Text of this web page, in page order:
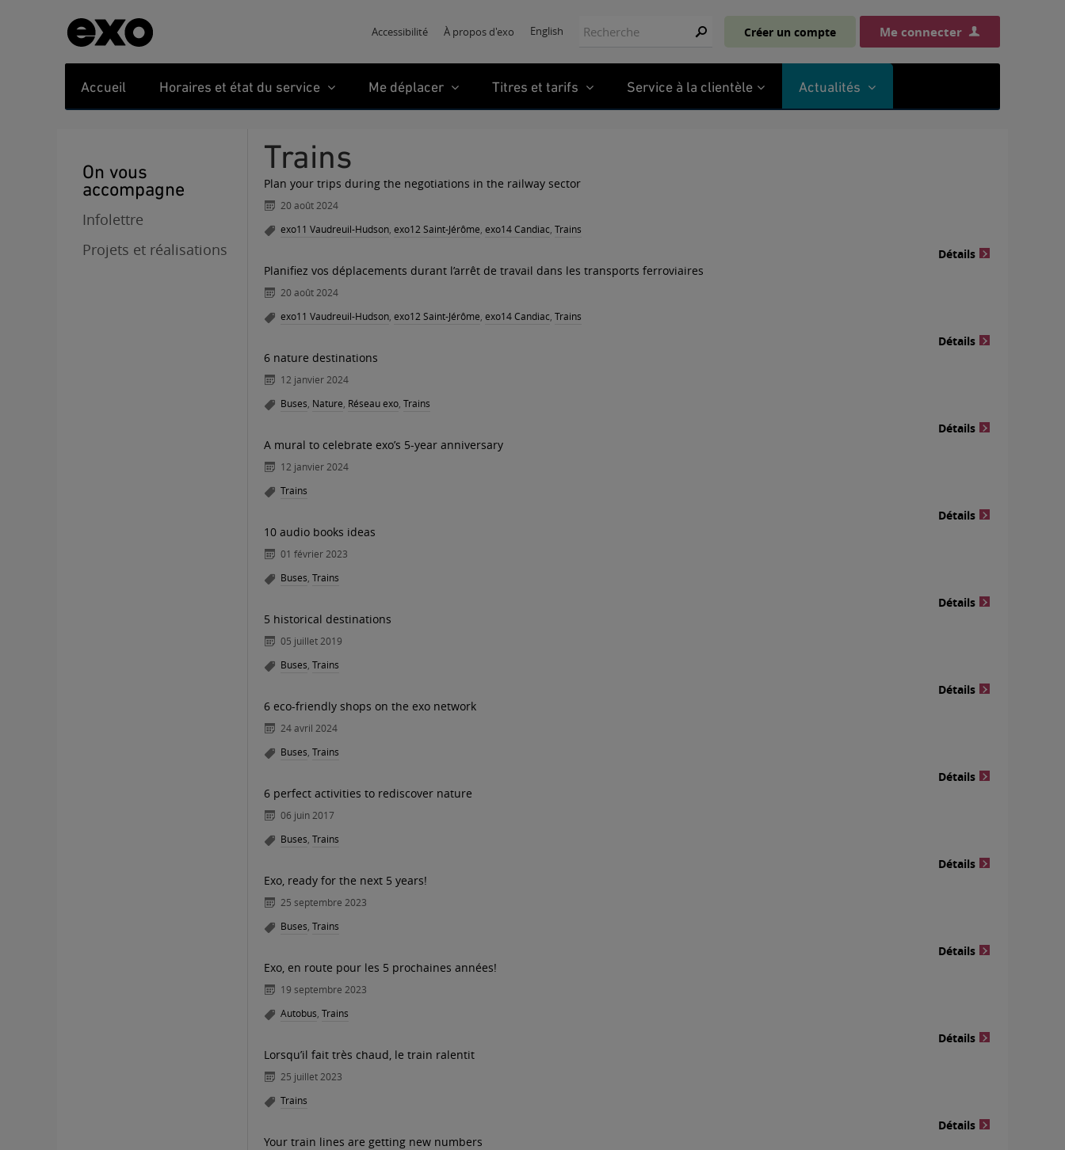
Accessibilité À propos d'exo English Créer un compte Me connecter
Accueil Horaires et état du service Me déplacer Titres et tarifs Service à la clientèle Actualités
On vous
accompagne
Infolettre
Projets et réalisations
Trains
Plan your trips during the negotiations in the railway sector
20 août 2024
exo11 Vaudreuil-Hudson exo12 Saint-Jérôme exo14 Candiac Trains
Détails
Planifiez vos déplacements durant l’arrêt de travail dans les transports ferroviaires
20 août 2024
exo11 Vaudreuil-Hudson exo12 Saint-Jérôme exo14 Candiac Trains
Détails
6 nature destinations
12 janvier 2024
Buses Nature Réseau exo Trains
Détails
A mural to celebrate exo’s 5-year anniversary
12 janvier 2024
Trains
Détails
10 audio books ideas
01 février 2023
Buses Trains
Détails
5 historical destinations
05 juillet 2019
Buses Trains
Détails
6 eco-friendly shops on the exo network
24 avril 2024
Buses Trains
Détails
6 perfect activities to rediscover nature
06 juin 2017
Buses Trains
Détails
Exo, ready for the next 5 years!
25 septembre 2023
Buses Trains
Détails
Exo, en route pour les 5 prochaines années!
19 septembre 2023
Autobus Trains
Détails
Lorsqu’il fait très chaud, le train ralentit
25 juillet 2023
Trains
Détails
Your train lines are getting new numbers